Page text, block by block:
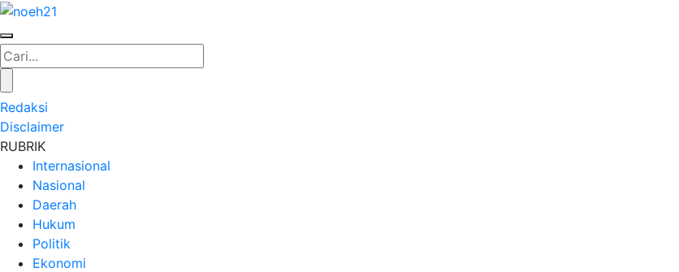
Redaksi
Disclaimer
RUBRIK
Internasional
Nasional
Daerah
Hukum
Politik
Ekonomi